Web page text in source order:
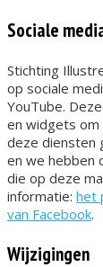
Sociale
Stichting
op sociale
YouTube.
en widgets om
deze diensten
en we hebben
die op deze
informatie: het
van Facebook.
Wijzigingen